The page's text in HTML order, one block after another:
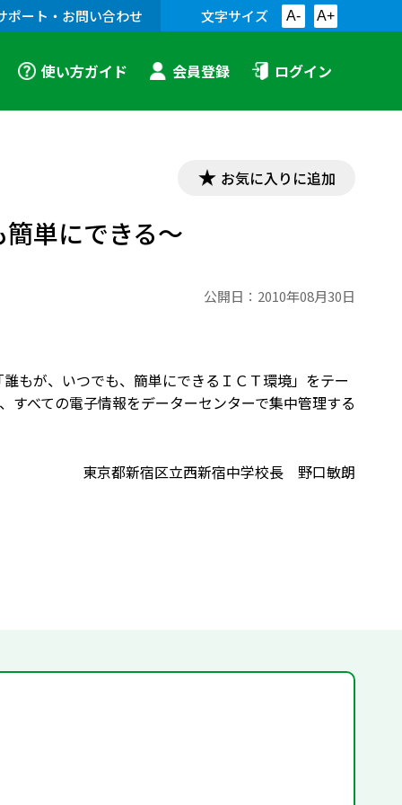
ポート・お問い合わせ 文字サイズ A- A+
使い方ガイド 会員登録 ログイン
お気に入りに追加
単にできる～
公開日： 2010年08月30日
もが、いつでも、簡単にできるＩＣＴ環境」をテー
べての電子情報をデーターセンターで集中管理する
東京都新宿区立西新宿中学校長 野口敏朗